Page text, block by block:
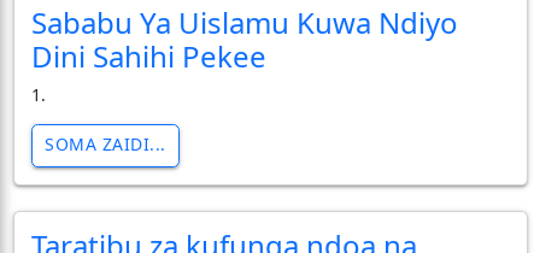
Sababu Ya Uislamu Kuwa Ndiyo
Dini Sahihi Pekee
1.
SOMA ZAIDI...
Taratibu za kufunga ndoa na